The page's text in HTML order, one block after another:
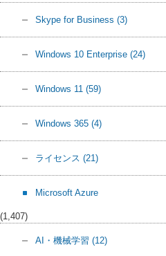
Skype for Business (3)
Windows 10 Enterprise (24)
Windows 11 (59)
Windows 365 (4)
ライセンス (21)
Microsoft Azure
(1,407)
AI・機械学習 (12)